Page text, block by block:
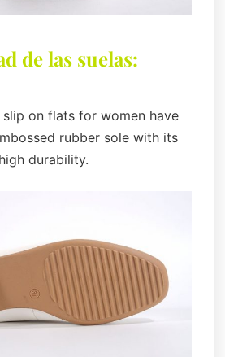
de las suelas:
slip on flats for women have
rubber sole with its
high durability.